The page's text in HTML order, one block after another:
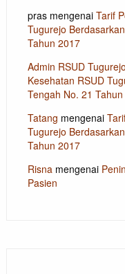
prasmengenai Tarif
Tugurejo
Tahun 2017
Admin RSUD Tugurejo
Kesehatan RSUD
Tengah No. 21
Tatang mengenai
Tugurejo
Tahun 2017
Risnamengenai
Pasien